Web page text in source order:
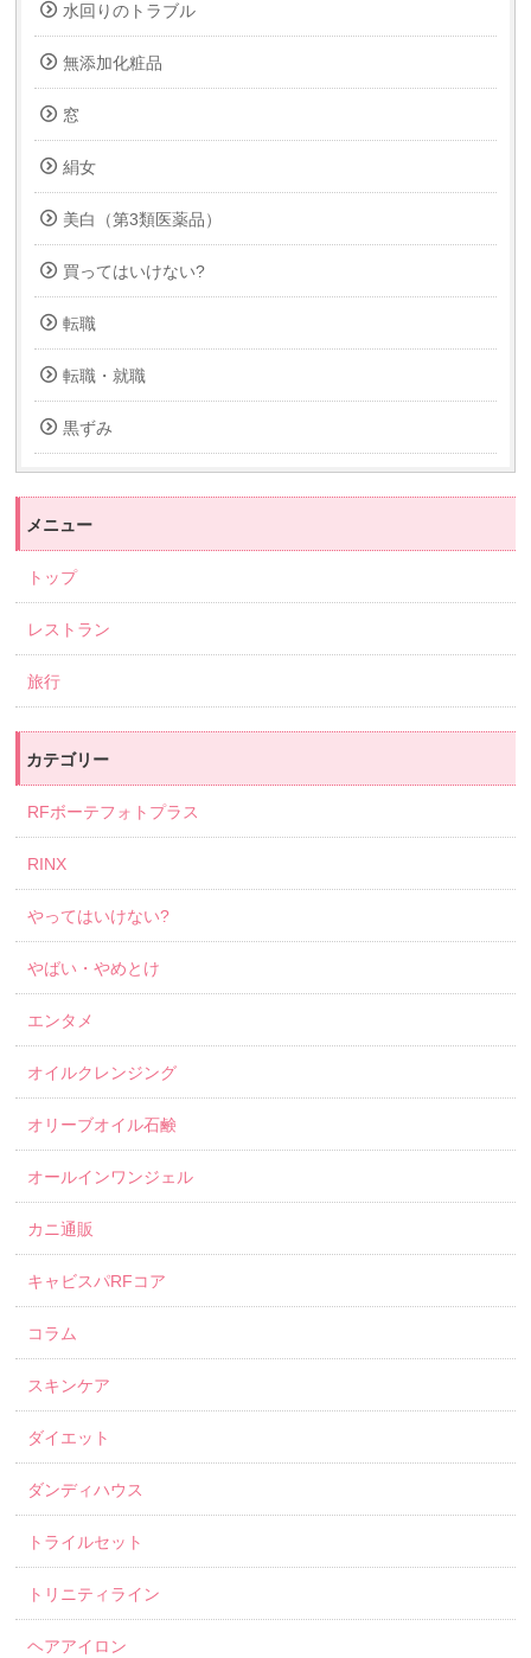
水回りのトラブル
無添加化粧品
窓
絹女
美白（第3類医薬品）
買ってはいけない?
転職
転職・就職
黒ずみ
メニュー
トップ
レストラン
旅行
カテゴリー
RFボーテフォトプラス
RINX
やってはいけない?
やばい・やめとけ
エンタメ
オイルクレンジング
オリーブオイル石鹸
オールインワンジェル
カニ通販
キャビスパRFコア
コラム
スキンケア
ダイエット
ダンディハウス
トライルセット
トリニティライン
ヘアアイロン